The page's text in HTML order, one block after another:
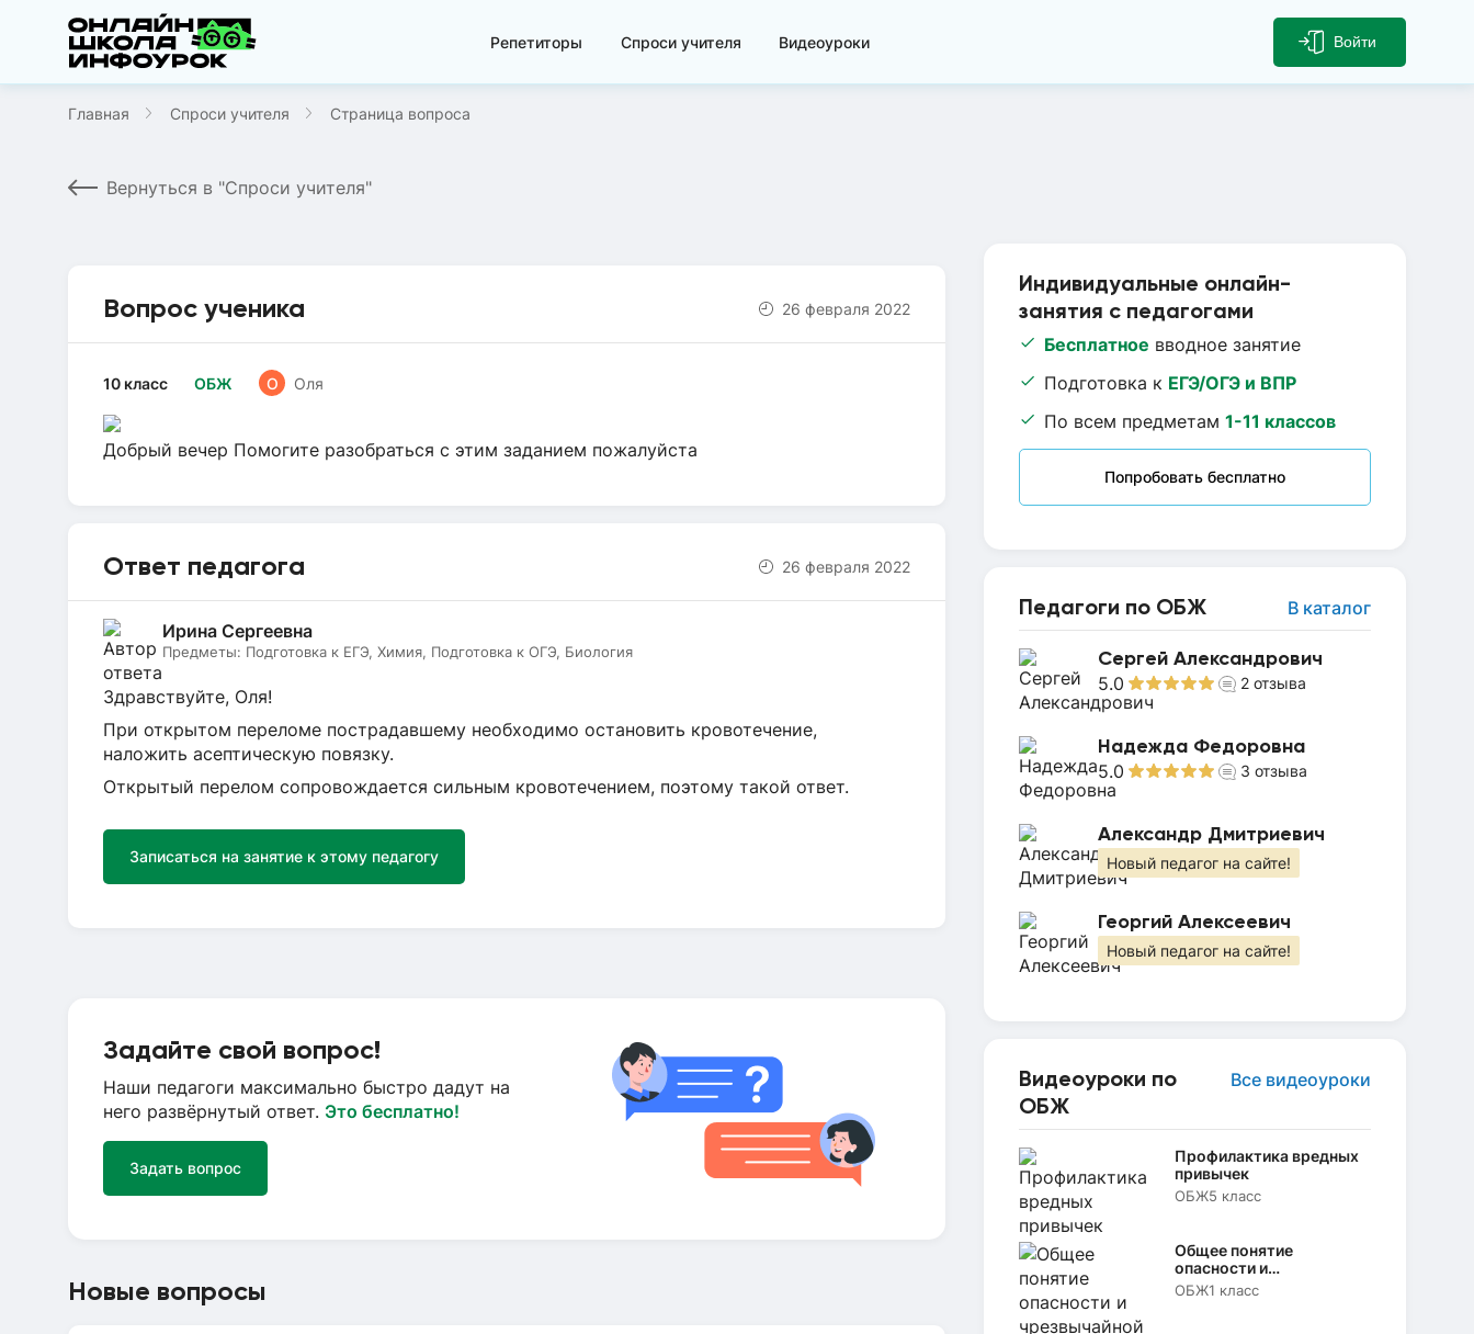
Репетиторы Спроси учителя Видеоуроки Войти
Главная Спроси учителя Страница вопроса
Вернуться в "Спроси учителя"
Индивидуальные онлайн-
занятия с педагогами
Бесплатное вводное занятие
Подготовка к ЕГЭ/ОГЭ и ВПР
По всем предметам 1-11 классов
Попробовать бесплатно
Педагоги по ОБЖ В каталог
Сергей Александрович
5.0 2 отзыва
Надежда Федоровна
5.0 3 отзыва
Александр Дмитриевич
Новый педагог на сайте!
Георгий Алексеевич
Новый педагог на сайте!
Видеоуроки по
ОБЖ
Все видеоуроки
Профилактика вредных
привычек
ОБЖ5 класс
Общее понятие
опасности и
чрезвычайной ситуации
ОБЖ1 класс
Вопрос ученика 26 февраля 2022
ОБЖ
10 класс О Оля
Добрый вечер Помогите разобраться с этим заданием пожалуйста
Ответ педагога 26 февраля 2022
Ирина Сергеевна
Предметы: Подготовка к ЕГЭ, Химия, Подготовка к ОГЭ, Биология
Здравствуйте, Оля!
При открытом переломе пострадавшему необходимо остановить кровотечение,
наложить асептическую повязку.
Открытый перелом сопровождается сильным кровотечением, поэтому такой ответ.
Записаться на занятие к этому педагогу
Задайте свой вопрос!
Наши педагоги максимально быстро дадут на
него развёрнутый ответ. Это бесплатно!
Задать вопрос
Новые вопросы